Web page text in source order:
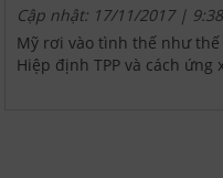
của Hiệp định TPP
Cập nhật: 17/11/2017 |
Mỹ rơi vào tình thế như
Hiệp định TPP và cách ứng